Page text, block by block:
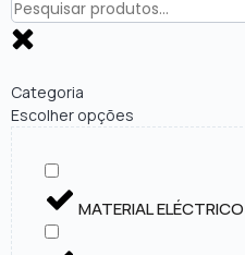
Categoria
Escolher opções
MATERIAL ELÉCTRICO